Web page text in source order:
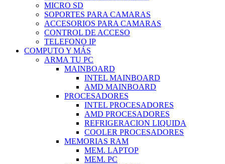
MICRO SD
SOPORTES PARA CAMARAS
ACCESORIOS PARA CAMARAS
CONTROL DE ACCESO
TELEFONO IP
COMPUTO Y MÁS
ARMA TU PC
MAINBOARD
INTEL MAINBOARD
AMD MAINBOARD
PROCESADORES
INTEL PROCESADORES
AMD PROCESADORES
REFRIGERACION LIQUIDA
COOLER PROCESADORES
MEMORIAS RAM
MEM. LAPTOP
MEM. PC